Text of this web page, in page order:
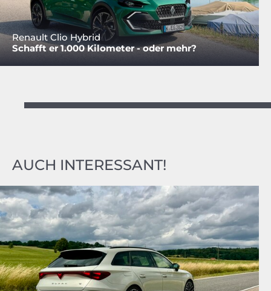
Renault Clio Hybrid
Schafft er 1.000 Kilometer - oder mehr?
AUCH INTERESSANT!